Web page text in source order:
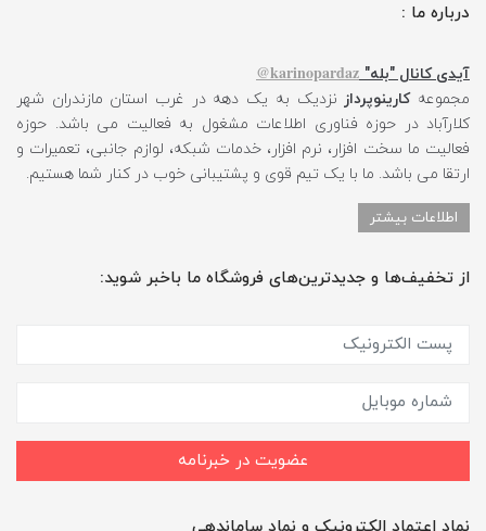
درباره ما :
آیدی کانال "بله" karinopardaz@
مجموعهکارینوپرداز نزدیک به یک دهه در غرب استان مازندران شهر
کلارآباد در حوزه فناوری اطلاعات مشغول به فعالیت می باشد. حوزه
فعالیت ما سخت افزار، نرم افزار، خدمات شبکه، لوازم جانبی، تعمیرات و
ارتقا می باشد. ما با یک تیم قوی و پشتیبانی خوب در کنار شما هستیم.
اطلاعات بیشتر
از تخفیف‌ها و جدیدترین‌های فروشگاه ما باخبر شوید:
عضویت در خبرنامه